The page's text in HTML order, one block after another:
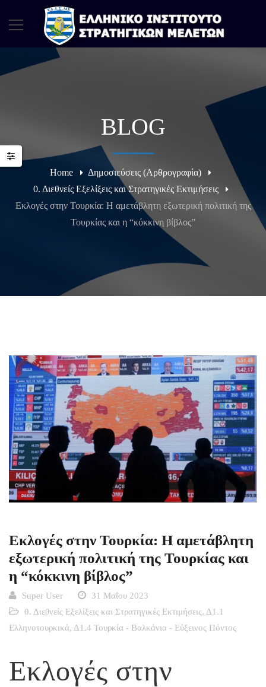
BLOG
Home
Δημοσιεύσεις (Αρθρογραφία)
0. Διεθνείς Εξελίξεις και Στρατηγικές Εκτιμήσεις
Εκλογές στην Τουρκία: Η αμετάβλητη εξωτερική πολιτική της
Τουρκίας και η “κόκκινη βίβλος”
Εκλογές στην Τουρκία: Η αμετάβλητη
εξωτερική πολιτική της Τουρκίας και
η “κόκκινη βίβλος”
Super User
31 Μαΐου 2023
0. Διεθνείς Εξελίξεις και Στρατηγικές Εκτιμήσεις, Δ1.1
Ελληνοτουρκικά, Δ1.4 Τουρκία - Βαλκάνια - Εύξεινος Πόντος
Εκλογές στην